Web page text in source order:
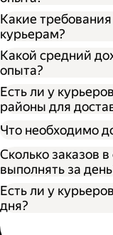
Какие
курьерам?
Какой средний
опыта?
Есть ли у
районы для
Что необходимо
Сколько заказов
выполнять за
Есть ли у
дня?